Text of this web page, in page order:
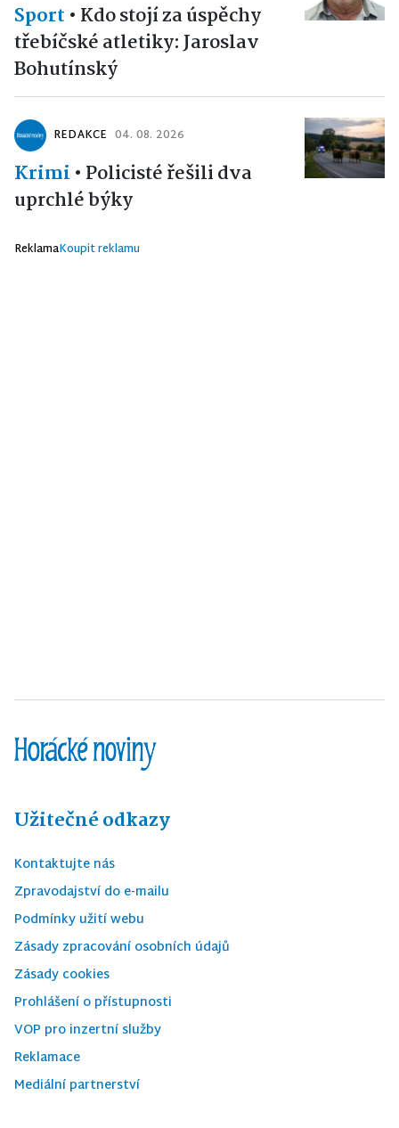
Sport • Kdo stojí za úspěchy
třebíčské atletiky: Jaroslav
Bohutínský
REDAKCE 04. 08. 2026
Krimi • Policisté řešili dva
uprchlé býky
ReklamaKoupit reklamu
Užitečné odkazy
Kontaktujte nás
Zpravodajství do e-mailu
Podmínky užití webu
Zásady zpracování osobních údajů
Zásady cookies
Prohlášení o přístupnosti
VOP pro inzertní služby
Reklamace
Mediální partnerství